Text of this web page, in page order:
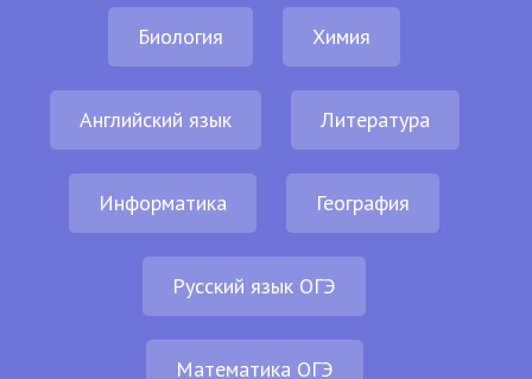
Биология Химия
Английский язык Литература
Информатика География
Русский язык ОГЭ
Математика ОГЭ